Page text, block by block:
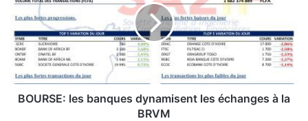
d
a
n
s
E
e
BOURSE: les banques dynamisent les échanges à la
BRVM